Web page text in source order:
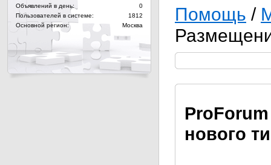
Помощь /
Pro
нового
Объявлений в день:
0
Пользователей в системе:
1812
Основной регион:
Москва